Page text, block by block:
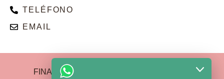
TELÉFONO
EMAIL
FINANCIADO POR LA UNIÓN EUROPEA –